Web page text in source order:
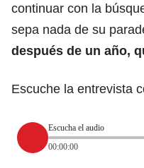
continuar con la
sepa nada de su
después de un año,
Escuche la entrevista
Escucha el audio
00:00:00